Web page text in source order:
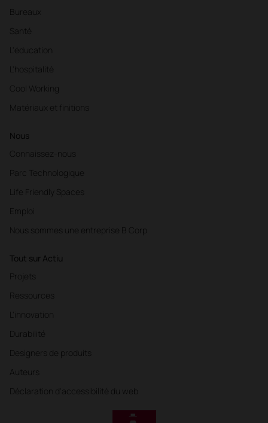
Bureaux
Santé
L'éducation
L'hospitalité
Cool Working
Matériaux et finitions
Nous
Connaissez-nous
Parc Technologique
Life Friendly Spaces
Emploi
Nous sommes une entreprise B Corp
Tout sur Actiu
Projets
Ressources
L'innovation
Durabilité
Designers de produits
Auteurs
Déclaration d'accessibilité du web